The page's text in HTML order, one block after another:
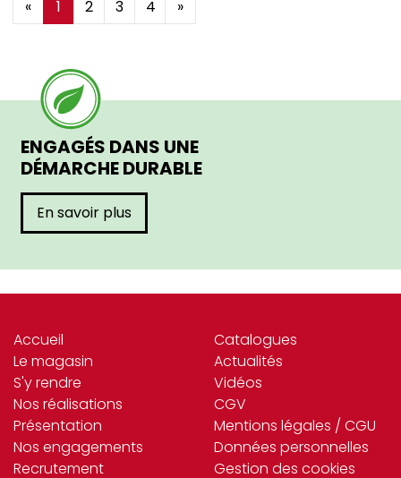
« 1 2 3 4 »
ENGAGÉS DANS UNE
DÉMARCHE DURABLE
En savoir plus
Accueil
Le magasin
S'y rendre
Nos réalisations
Présentation
Nos engagements
Recrutement
Catalogues
Actualités
Vidéos
CGV
Mentions légales / CGU
Données personnelles
Gestion des cookies